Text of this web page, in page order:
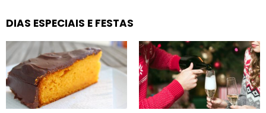
DIAS ESPECIAIS E FESTAS